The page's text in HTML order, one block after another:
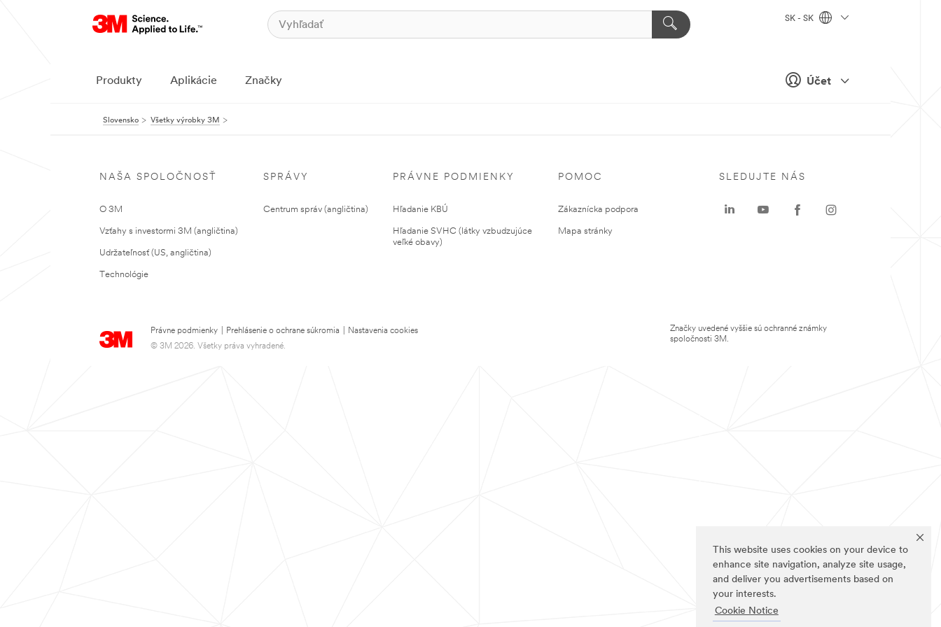
This website uses cookies on your device to
enhance site navigation, analyze site usage,
and deliver you advertisements based on
your interests.
Cookie Notice
Účet
SK - SK
Produkty Aplikácie Značky
Slovensko Všetky výrobky 3M
NAŠA SPOLOČNOSŤ
O 3M
Vzťahy s investormi 3M (angličtina)
Udržateľnosť (US, angličtina)
Technológie
SPRÁVY
Centrum správ (angličtina)
PRÁVNE PODMIENKY
Hľadanie KBÚ
Hľadanie SVHC (látky vzbudzujúce
veľké obavy)
POMOC
Zákaznícka podpora
Mapa stránky
Právne podmienky Prehlásenie o ochrane súkromia
Nastavenia cookies
© 3M 2026. Všetky práva vyhradené.
SLEDUJTE NÁS
Značky uvedené vyššie sú ochranné známky
spoločnosti 3M.